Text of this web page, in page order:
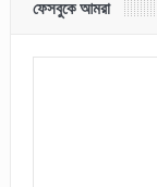
ফেসবুকে আমরা